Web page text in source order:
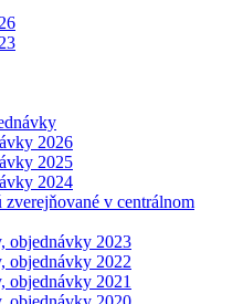
2026
2025
2024
zverejňované v centrálnom
objednávky 2023
objednávky 2022
objednávky 2021